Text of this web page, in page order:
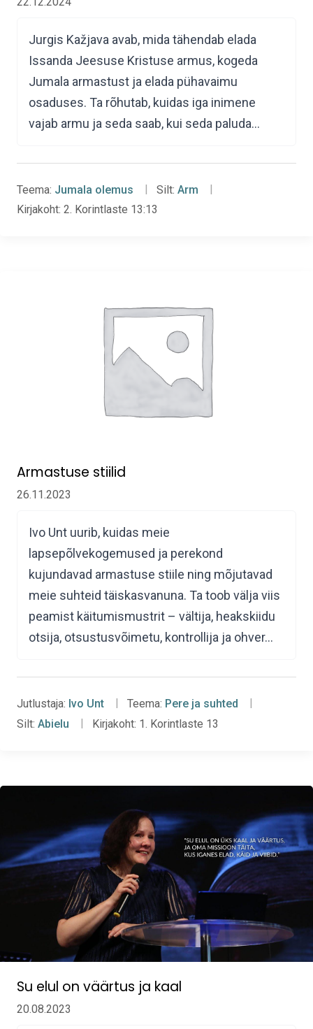
Jurgis Kažjava avab, mida tähendab elada
Issanda Jeesuse Kristuse armus, kogeda
Jumala armastust ja elada pühavaimu
osaduses. Ta rõhutab, kuidas iga inimene
vajab armu ja seda saab, kui seda paluda…
Teema: Jumala olemus Silt: Arm
Kirjakoht: 2. Korintlaste 13:13
Armastuse stiilid
26.11.2023
Ivo Unt uurib, kuidas meie
lapsepõlvekogemused ja perekond
kujundavad armastuse stiile ning mõjutavad
meie suhteid täiskasvanuna. Ta toob välja viis
peamist käitumismustrit – vältija, heakskiidu
otsija, otsustusvõimetu, kontrollija ja ohver…
Jutlustaja: Ivo Unt Teema: Pere ja suhted
Silt: Abielu Kirjakoht: 1. Korintlaste 13
Su elul on väärtus ja kaal
20.08.2023